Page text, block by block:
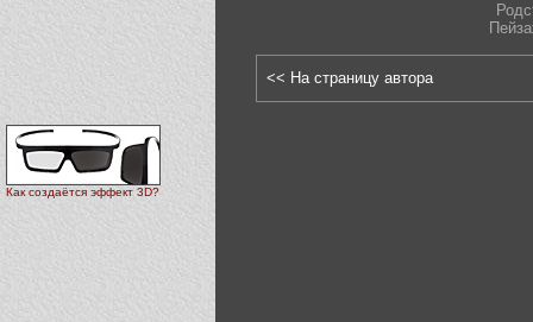
Как создаётся эффект 3D?
<< На страницу автора